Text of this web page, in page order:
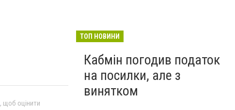
, щоб оцінити
ТОП НОВИНИ
Кабмін погодив податок
на посилки, але з
винятком